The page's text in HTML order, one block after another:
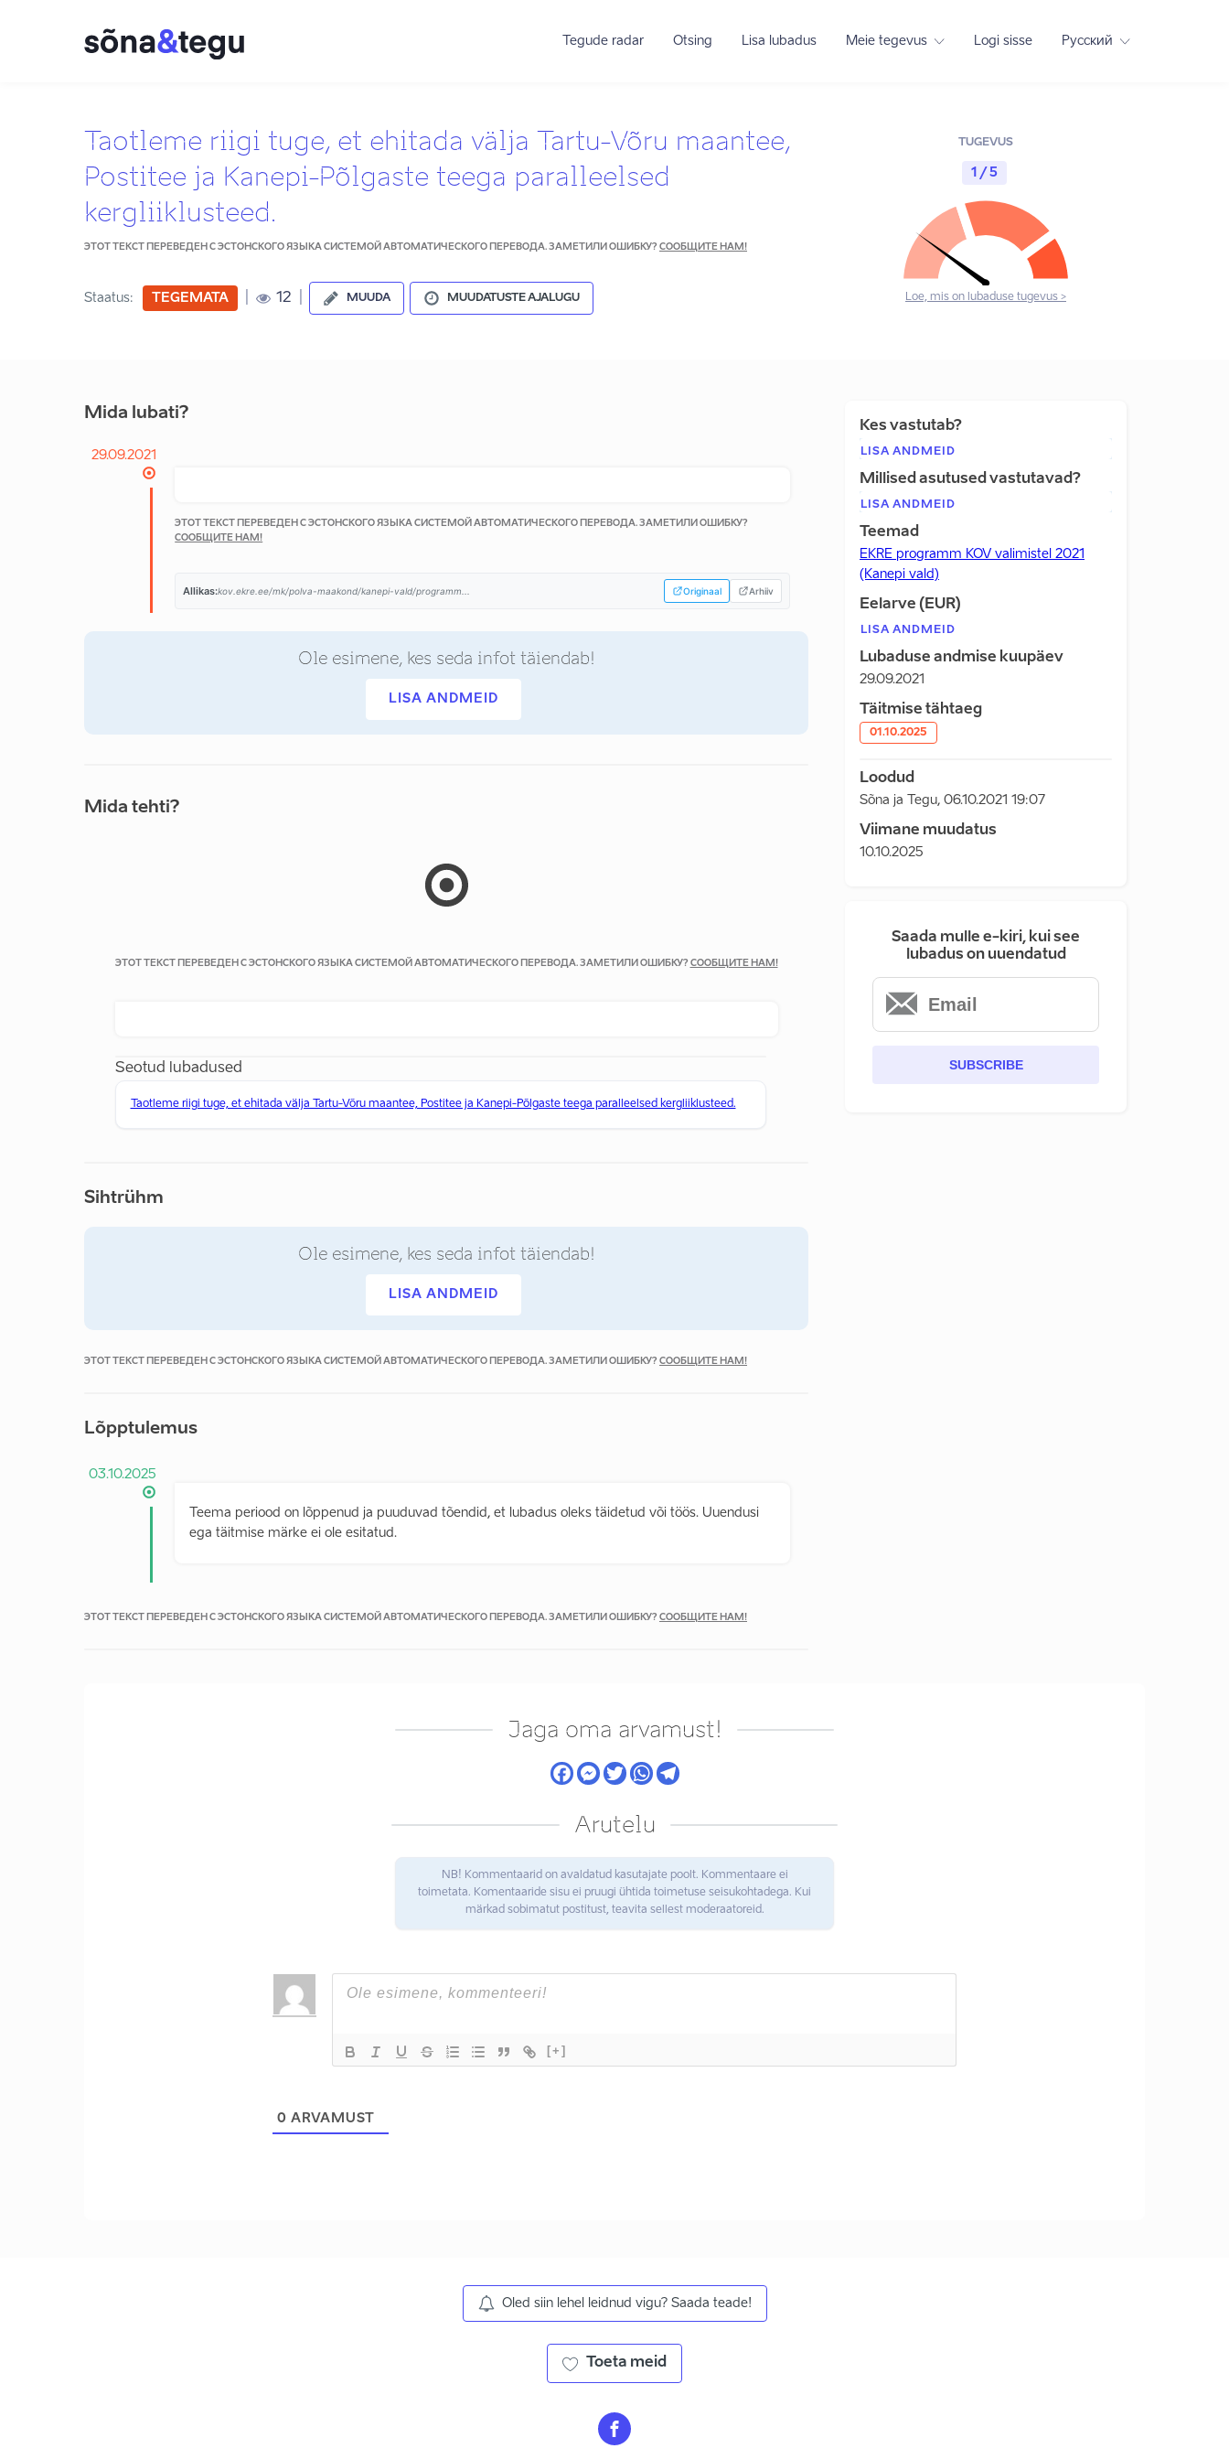
Tegude radar Otsing Lisa lubadus Meie tegevus Logi sisse Русский
Taotleme riigi tuge, et ehitada välja Tartu-Võru maantee,
Postitee ja Kanepi-Põlgaste teega paralleelsed
kergliiklusteed.
ЭТОТ ТЕКСТ ПЕРЕВЕДЕН С ЭСТОНСКОГО ЯЗЫКА СИСТЕМОЙ АВТОМАТИЧЕСКОГО ПЕРЕВОДА. ЗАМЕТИЛИ ОШИБКУ? СООБЩИТЕ НАМ!
Staatus: TEGEMATA 12 MUUDA MUUDATUSTE AJALUGU
TUGEVUS
1 / 5
Loe, mis on lubaduse tugevus >
Mida lubati?
29.09.2021
ЭТОТ ТЕКСТ ПЕРЕВЕДЕН С ЭСТОНСКОГО ЯЗЫКА СИСТЕМОЙ АВТОМАТИЧЕСКОГО ПЕРЕВОДА. ЗАМЕТИЛИ ОШИБКУ?
СООБЩИТЕ НАМ!
Allikas:kov.ekre.ee/mk/polva-maakond/kanepi-vald/programm... Originaal Arhiiv
Ole esimene, kes seda infot täiendab!
LISA ANDMEID
Mida tehti?
ЭТОТ ТЕКСТ ПЕРЕВЕДЕН С ЭСТОНСКОГО ЯЗЫКА СИСТЕМОЙ АВТОМАТИЧЕСКОГО ПЕРЕВОДА. ЗАМЕТИЛИ ОШИБКУ? СООБЩИТЕ НАМ!
Seotud lubadused
Taotleme riigi tuge, et ehitada välja Tartu-Võru maantee, Postitee ja Kanepi-Põlgaste teega paralleelsed kergliiklusteed.
Sihtrühm
Ole esimene, kes seda infot täiendab!
LISA ANDMEID
ЭТОТ ТЕКСТ ПЕРЕВЕДЕН С ЭСТОНСКОГО ЯЗЫКА СИСТЕМОЙ АВТОМАТИЧЕСКОГО ПЕРЕВОДА. ЗАМЕТИЛИ ОШИБКУ? СООБЩИТЕ НАМ!
Lõpptulemus
03.10.2025
Teema periood on lõppenud ja puuduvad tõendid, et lubadus oleks täidetud või töös. Uuendusi
ega täitmise märke ei ole esitatud.
ЭТОТ ТЕКСТ ПЕРЕВЕДЕН С ЭСТОНСКОГО ЯЗЫКА СИСТЕМОЙ АВТОМАТИЧЕСКОГО ПЕРЕВОДА. ЗАМЕТИЛИ ОШИБКУ? СООБЩИТЕ НАМ!
Kes vastutab?
LISA ANDMEID
Millised asutused vastutavad?
LISA ANDMEID
Teemad
EKRE programm KOV valimistel 2021
(Kanepi vald)
Eelarve (EUR)
LISA ANDMEID
Lubaduse andmise kuupäev
29.09.2021
Täitmise tähtaeg
01.10.2025
Loodud
Sõna ja Tegu, 06.10.2021 19:07
Viimane muudatus
10.10.2025
Saada mulle e-kiri, kui see
lubadus on uuendatud
SUBSCRIBE
Jaga oma arvamust!
Arutelu
NB! Kommentaarid on avaldatud kasutajate poolt. Kommentaare ei
toimetata. Komentaaride sisu ei pruugi ühtida toimetuse seisukohtadega. Kui
märkad sobimatut postitust, teavita sellest moderaatoreid.
[+]
0 ARVAMUST
Oled siin lehel leidnud vigu? Saada teade!
Toeta meid